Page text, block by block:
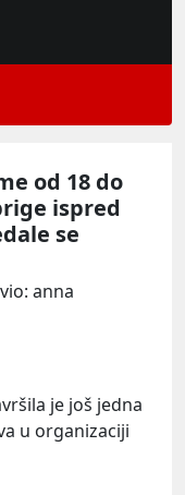
od 18 do
ispred
se
anna
je još jedna
u organizaciji